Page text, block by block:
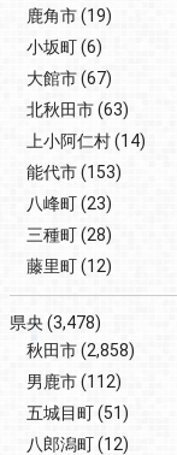
鹿角市(19)
小坂町(6)
大館市(67)
北秋田市(63)
上小阿仁村(14)
能代市(153)
八峰町(23)
三種町(28)
藤里町(12)
県央 (3,478)
秋田市(2,858)
男鹿市(112)
五城目町(51)
八郎潟町(12)